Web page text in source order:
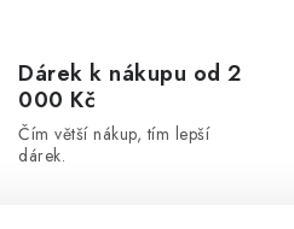
Dárek k nákupu od 2
000 Kč
Čím větší nákup, tím lepší
dárek.